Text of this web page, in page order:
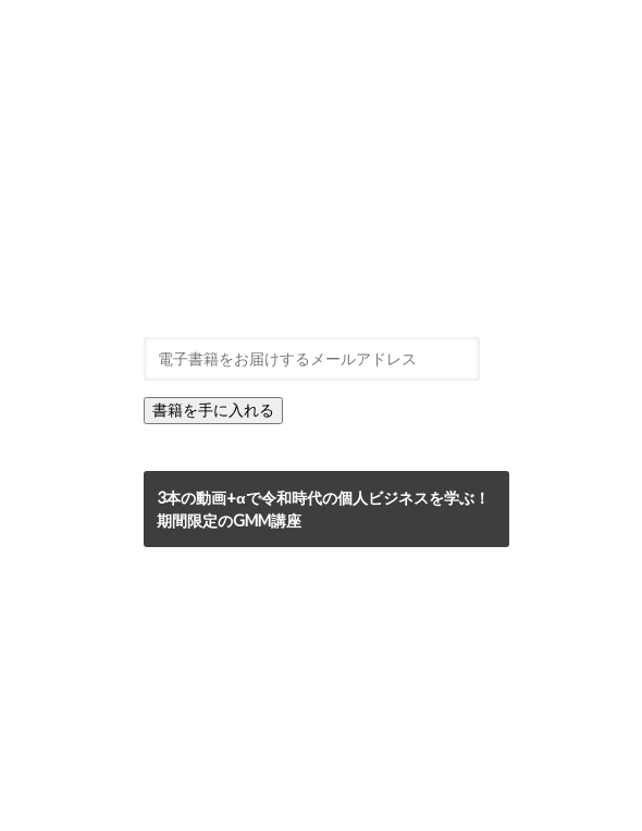
3本の動画+αで令和時代の個人ビジネスを学ぶ！
期間限定のGMM講座